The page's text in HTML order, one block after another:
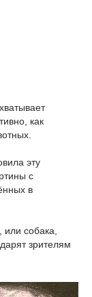
как
эту
с
в
собака,
зрителям